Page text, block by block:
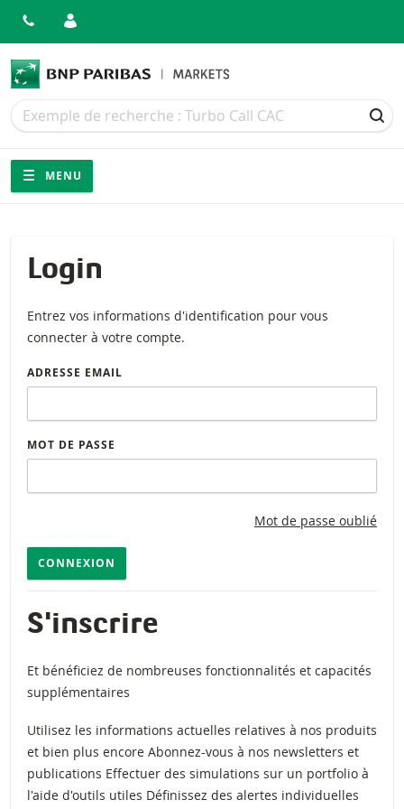
Recherche
Recherche
Navigation
Navigation sur le site
MENU
Login
Entrez vos informations d'identification pour vous
connecter à votre compte.
ADRESSE EMAIL
MOT DE PASSE
Mot de passe oublié
CONNEXION
S'inscrire
Et bénéficiez de nombreuses fonctionnalités et capacités
supplémentaires
Utilisez les informations actuelles relatives à nos produits
et bien plus encore Abonnez-vous à nos newsletters et
publications Effectuer des simulations sur un portfolio à
l'aide d'outils utiles Définissez des alertes individuelles